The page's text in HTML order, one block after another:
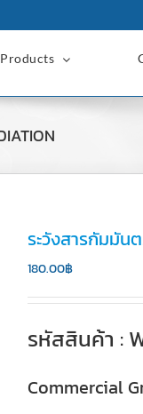
ระวังสารกัมมัน
180.00฿
รหัสสินค้า :
Commercial